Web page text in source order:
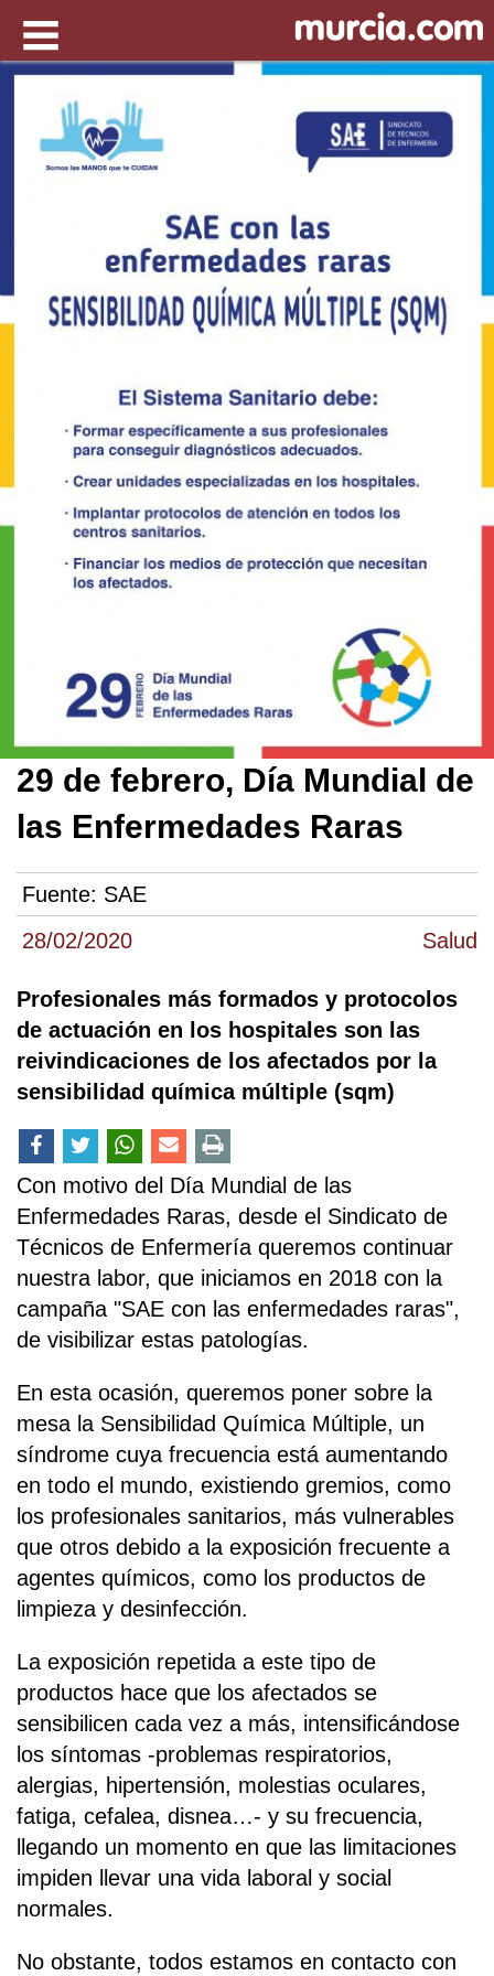
28/02/2020 Salud
29 de febrero, Día Mundial de
las Enfermedades Raras
Fuente: SAE
Profesionales más formados y protocolos
de actuación en los hospitales son las
reivindicaciones de los afectados por la
sensibilidad química múltiple (sqm)
Con motivo del Día Mundial de las
Enfermedades Raras, desde el Sindicato de
Técnicos de Enfermería queremos continuar
nuestra labor, que iniciamos en 2018 con la
campaña "SAE con las enfermedades raras",
de visibilizar estas patologías.
En esta ocasión, queremos poner sobre la
mesa la Sensibilidad Química Múltiple, un
síndrome cuya frecuencia está aumentando
en todo el mundo, existiendo gremios, como
los profesionales sanitarios, más vulnerables
que otros debido a la exposición frecuente a
agentes químicos, como los productos de
limpieza y desinfección.
La exposición repetida a este tipo de
productos hace que los afectados se
sensibilicen cada vez a más, intensificándose
los síntomas -problemas respiratorios,
alergias, hipertensión, molestias oculares,
fatiga, cefalea, disnea…- y su frecuencia,
llegando un momento en que las limitaciones
impiden llevar una vida laboral y social
normales.
No obstante, todos estamos en contacto con